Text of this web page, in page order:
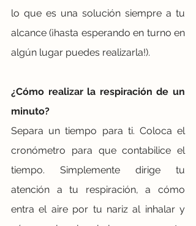
lo que es una solución siempre a tu
alcance (¡hasta esperando en turno en
algún lugar puedes realizarla!).
¿Cómo realizar la respiración de un
minuto?
Separa un tiempo para ti. Coloca el
cronómetro para que contabilice el
tiempo. Simplemente dirige tu
atención a tu respiración, a cómo
entra el aire por tu nariz al inhalar y